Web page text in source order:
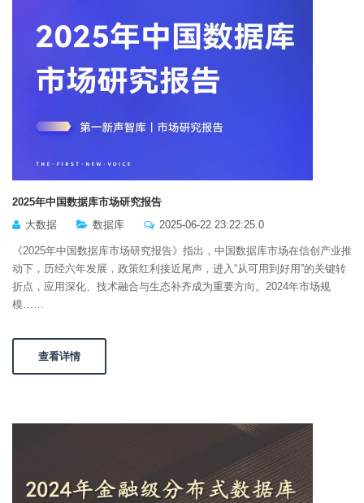
2025年中国数据库市场研究报告
大数据
数据库 2025-06-22 23:22:25.0
《2025年中国数据库市场研究报告》指出，中国数据库市场在信创产业推
动下，历经六年发展，政策红利接近尾声，进入“从可用到好用”的关键转
折点，应用深化、技术融合与生态补齐成为重要方向。2024年市场规
模……
查看详情